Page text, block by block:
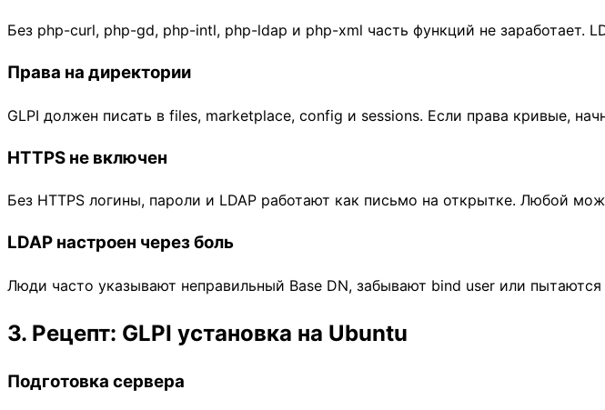
Без php-curl, php-gd, php-intl, php-ldap и php-xml часть функций не заработает.
Права на директории
GLPI должен писать в files, marketplace, config и sessions. Если права кривые,
HTTPS не включен
Без HTTPS логины, пароли и LDAP работают как письмо на открытке. Любой
LDAP настроен через боль
Люди часто указывают неправильный Base DN, забывают bind user или
3. Рецепт: GLPI установка на Ubuntu
Подготовка сервера